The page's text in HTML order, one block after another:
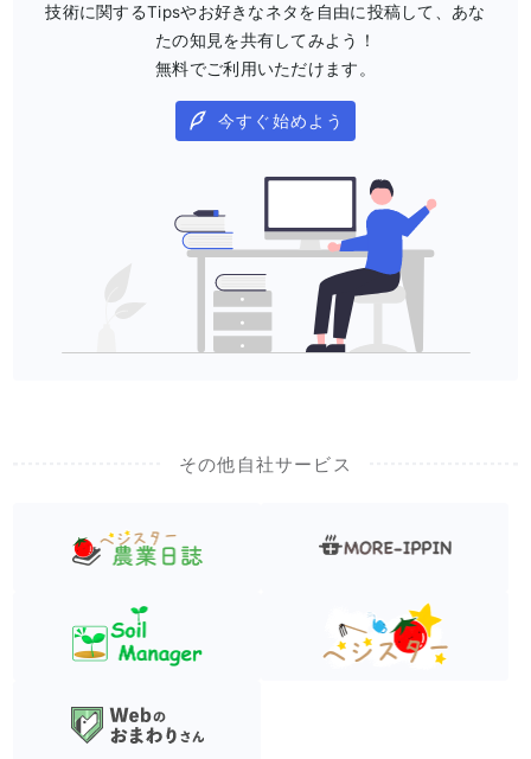
技術に関するTipsやお好きなネタを自由に投稿して、あな
たの知見を共有してみよう！
無料でご利用いただけます。
今すぐ始めよう
その他自社サービス